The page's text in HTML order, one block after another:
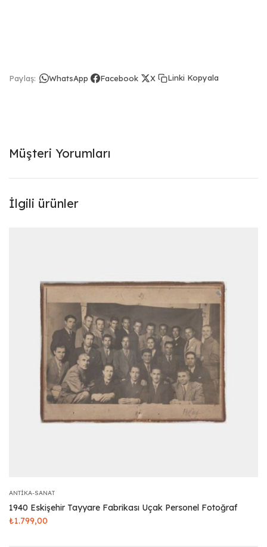
Paylaş: WhatsApp Facebook X Linki Kopyala
Müşteri Yorumları
İlgili ürünler
ANTIKA-SANAT
1940 Eskişehir Tayyare Fabrikası Uçak Personel Fotoğraf
₺1.799,00